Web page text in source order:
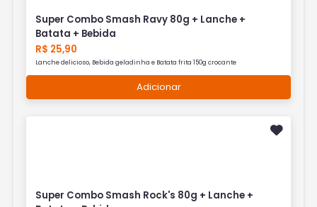
Super Combo Smash Ravy 80g + Lanche +
Batata + Bebida
R$ 25,90
Lanche delicioso, Bebida geladinha e Batata frita 150g crocante
Adicionar
Super Combo Smash Rock's 80g + Lanche +